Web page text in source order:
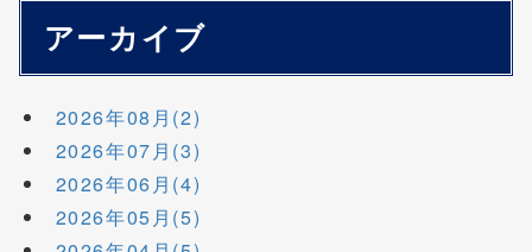
アーカイブ
2026年08月(2)
2026年07月(3)
2026年06月(4)
2026年05月(5)